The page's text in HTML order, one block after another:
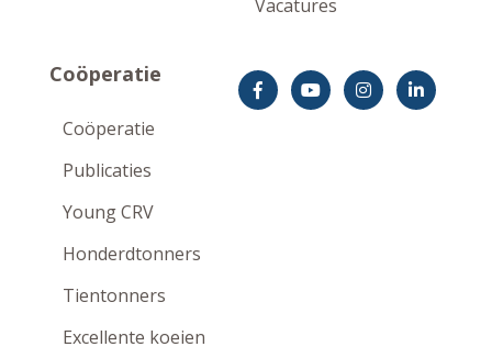
Vacatures
Coöperatie
Coöperatie
Publicaties
Young CRV
Honderdtonners
Tientonners
Excellente koeien